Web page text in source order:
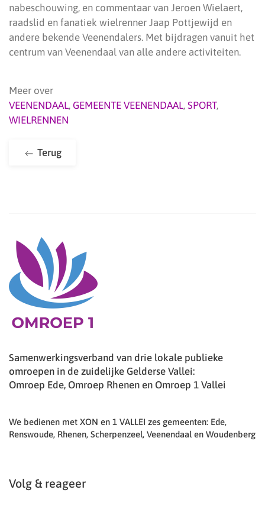
nabeschouwing, en commentaar van Jeroen Wielaert,
raadslid en fanatiek wielrenner Jaap Pottjewijd en
andere bekende Veenendalers. Met bijdragen vanuit het
centrum van Veenendaal van alle andere activiteiten.
Meer over
VEENENDAAL, GEMEENTE VEENENDAAL, SPORT,
WIELRENNEN
Terug
Samenwerkingsverband van drie lokale publieke
omroepen in de zuidelijke Gelderse Vallei:
Omroep Ede, Omroep Rhenen en Omroep 1 Vallei
We bedienen met XON en 1 VALLEI zes gemeenten: Ede,
Renswoude, Rhenen, Scherpenzeel, Veenendaal en Woudenberg
Volg & reageer